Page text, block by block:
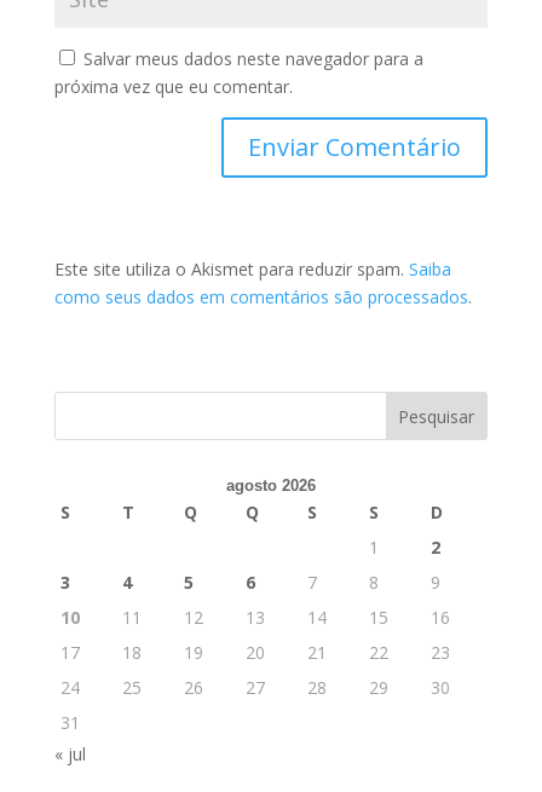
Salvar meus dados neste navegador para a
próxima vez que eu comentar.
Este site utiliza o Akismet para reduzir spam. Saiba
como seus dados em comentários são processados.
agosto 2026
S T Q Q S S
D
1
2
3
4 5 6 7 8
9
10
11 12 13 14 15
16
17
18 19 20 21 22
23
24
25 26 27 28 29
30
31
« jul